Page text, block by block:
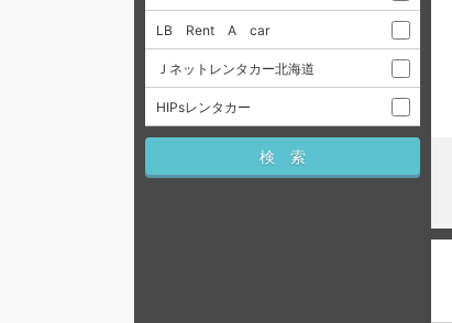
LB Rent A car
Ｊネットレンタカー北海道
HIPsレンタカー